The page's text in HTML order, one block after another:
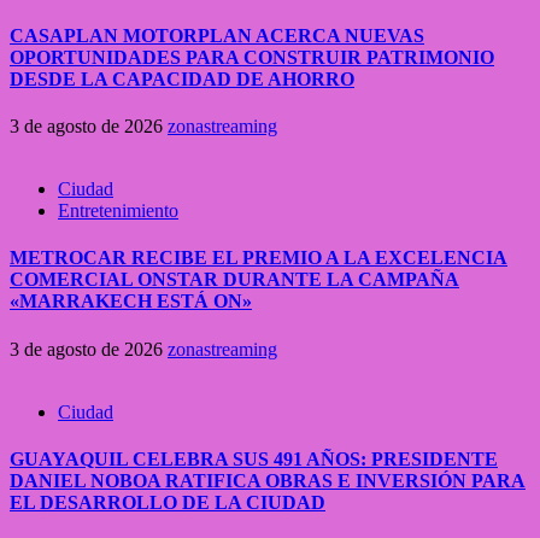
CASAPLAN MOTORPLAN ACERCA NUEVAS
OPORTUNIDADES PARA CONSTRUIR PATRIMONIO
DESDE LA CAPACIDAD DE AHORRO
3 de agosto de 2026 zonastreaming
Ciudad
Entretenimiento
METROCAR RECIBE EL PREMIO A LA EXCELENCIA
COMERCIAL ONSTAR DURANTE LA CAMPAÑA
«MARRAKECH ESTÁ ON»
3 de agosto de 2026 zonastreaming
Ciudad
GUAYAQUIL CELEBRA SUS 491 AÑOS: PRESIDENTE
DANIEL NOBOA RATIFICA OBRAS E INVERSIÓN PARA
EL DESARROLLO DE LA CIUDAD